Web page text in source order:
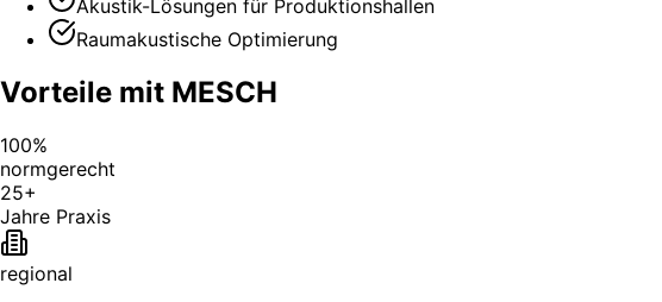
Akustik-Lösungen für Produktionshallen
Raumakustische Optimierung
Vorteile mit MESCH
100%
normgerecht
25+
Jahre Praxis
regional